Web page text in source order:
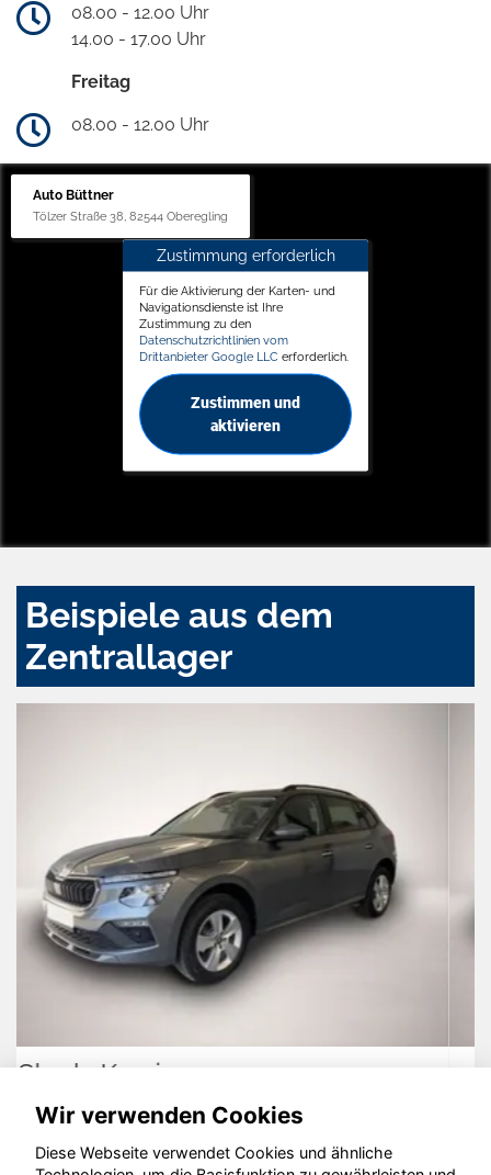
08.00 - 12.00 Uhr
14.00 - 17.00 Uhr
Freitag
08.00 - 12.00 Uhr
Auto Büttner
Tölzer Straße 38, 82544 Oberegling
Zustimmung erforderlich
Für die Aktivierung der Karten- und
Navigationsdienste ist Ihre
Zustimmung zu den
Datenschutzrichtlinien vom
Drittanbieter Google LLC erforderlich.
Zustimmen und
aktivieren
Beispiele aus dem
Zentrallager
Dacia Duster
Wir verwenden Cookies
Diese Webseite verwendet Cookies und ähnliche